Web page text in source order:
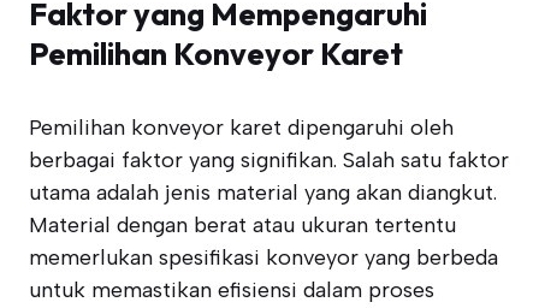
Faktor yang Mempengaruhi
Pemilihan Konveyor Karet
Pemilihan konveyor karet dipengaruhi oleh
berbagai faktor yang signifikan. Salah satu faktor
utama adalah jenis material yang akan diangkut.
Material dengan berat atau ukuran tertentu
memerlukan spesifikasi konveyor yang berbeda
untuk memastikan efisiensi dalam proses